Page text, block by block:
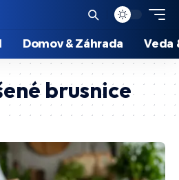
Domov & Záhrada Veda
brusnice